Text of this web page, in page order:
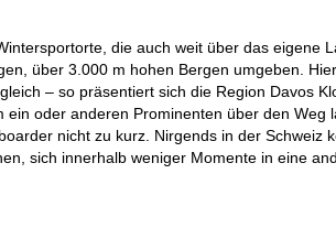
die auch weit über das eigene
über 3.000 m hohen Bergen umgeben.
– so präsentiert sich die Region Davos
oder anderen Prominenten über den Weg
nicht zu kurz. Nirgends in der Schweiz
sich innerhalb weniger Momente in eine